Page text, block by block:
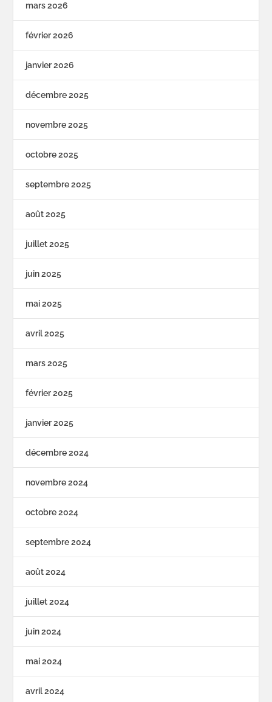
mars 2026
février 2026
janvier 2026
décembre 2025
novembre 2025
octobre 2025
septembre 2025
août 2025
juillet 2025
juin 2025
mai 2025
avril 2025
mars 2025
février 2025
janvier 2025
décembre 2024
novembre 2024
octobre 2024
septembre 2024
août 2024
juillet 2024
juin 2024
mai 2024
avril 2024